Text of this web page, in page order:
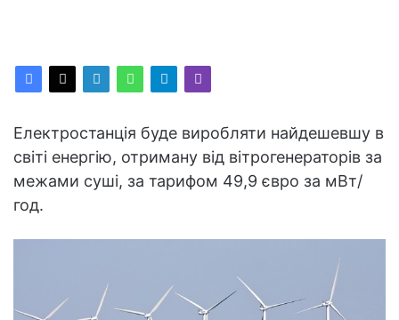
Електростанція буде виробляти найдешевшу в
світі енергію, отриману від вітрогенераторів за
межами суші, за тарифом 49,9 євро за мВт/
год.